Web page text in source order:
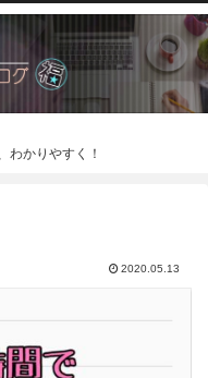
わかりやすく！
2020.05.13